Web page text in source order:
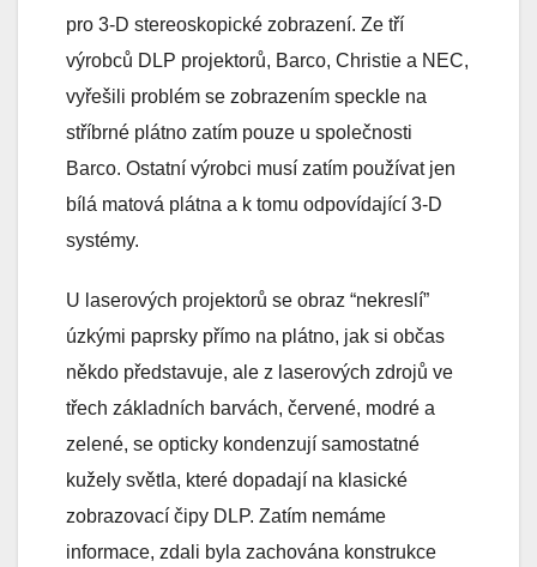
pro 3-D stereoskopické zobrazení. Ze tří
výrobců DLP projektorů, Barco, Christie a NEC,
vyřešili problém se zobrazením speckle na
stříbrné plátno zatím pouze u společnosti
Barco. Ostatní výrobci musí zatím používat jen
bílá matová plátna a k tomu odpovídající 3-D
systémy.
U laserových projektorů se obraz “nekreslí”
úzkými paprsky přímo na plátno, jak si občas
někdo představuje, ale z laserových zdrojů ve
třech základních barvách, červené, modré a
zelené, se opticky kondenzují samostatné
kužely světla, které dopadají na klasické
zobrazovací čipy DLP. Zatím nemáme
informace, zdali byla zachována konstrukce